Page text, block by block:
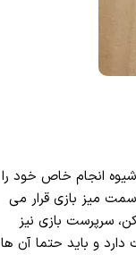
انجام خاص خود را
میز بازی قرار می
سرپرست بازی نیز
6 دسته ورق پاسور استفاده می شود که هر دسته 52 عدد کارت دارد و باید حتما آن ها